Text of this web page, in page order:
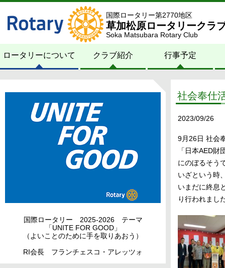
国際ロータリー第2770地区
草加松原ロータリークラ
Soka Matsubara Rotary Club
ロータリーについて クラブ紹介 行事予定
社会奉仕
2023/09/26
9月26日 社会
「日本AED
にのぼるそう
いざという時
いまだに終息
り行われまし
国際ロータリー 2025-2026 テーマ
「UNITE FOR GOOD」
（よいことのために手を取りあおう）
RI会長 フランチェスコ・アレッツォ